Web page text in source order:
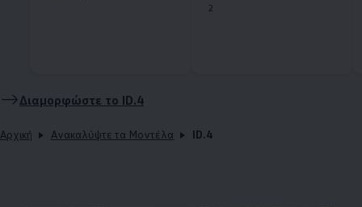
2
Διαμορφώστε το ID.4
Αρχική Ανακαλύψτε τα Μοντέλα ID.4